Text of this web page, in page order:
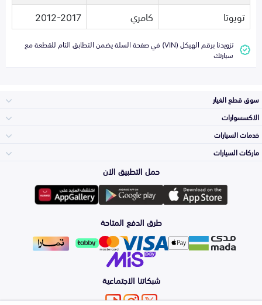
تويوتا
كامري 2012-2017
تزويدنا برقم الهيكل (VIN) في صفحة السلة يضمن التطابق التام للقطعة مع
سيارتك
سوق قطع الغيار
المكائن، القيرات
وملحقاتها
الشمعات
والاصطبات (الاضاءة)
الفرامل والأقمشة
الاكسسوارات
لوازم الرحلات
اكسسوارات العناية
الزيوت و السوائل
خدمات السيارات
الأكثر مبيعاً
التلميع والعناية
ماركات السيارات
تويوتا
هيونداي
كيا
حمل التطبيق الان
طرق الدفع المتاحة
شبكاتنا الاجتماعية